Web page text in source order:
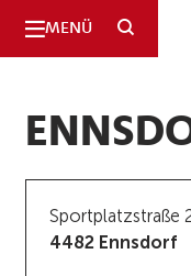
MENÜ SUCHE
Sportplatzstraße
4482 Ennsdorf